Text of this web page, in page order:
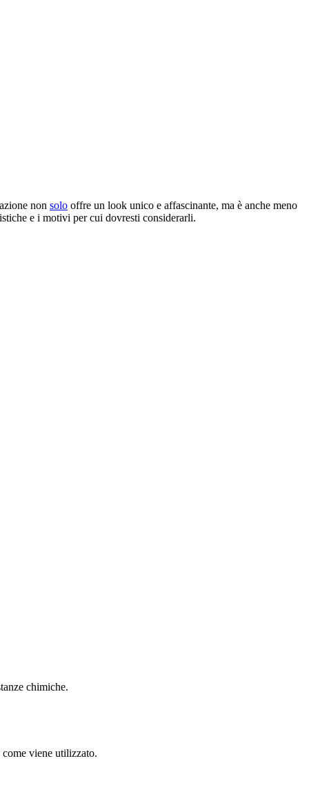
non solo offre un look unico e affascinante, ma è anche meno
e i motivi per cui dovresti considerarli.
chimiche.
viene utilizzato.